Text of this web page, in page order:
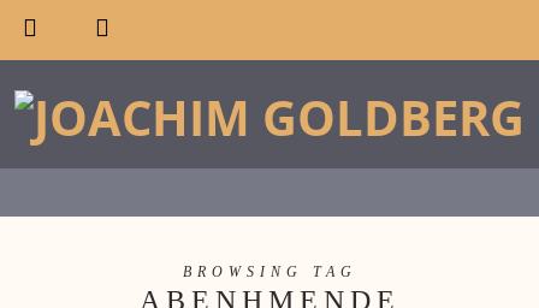
BROWSING TAG
ABENHMENDE